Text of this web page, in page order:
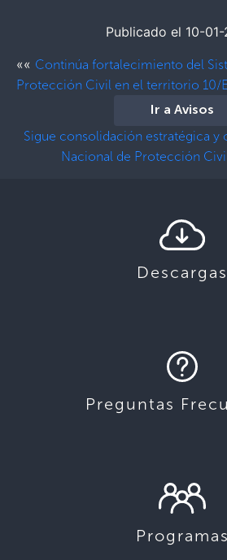
Publicado el 10-
«« Continúa fortalecimiento del
Protección Civil en el territorio 10/
Ir a Avisos
Sigue consolidación estratégica y
Nacional de Protección
Descargas
Preguntas
Programas